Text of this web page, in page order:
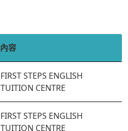
內容
FIRST STEPS ENGLISH
TUITION CENTRE
FIRST STEPS ENGLISH
TUITION CENTRE